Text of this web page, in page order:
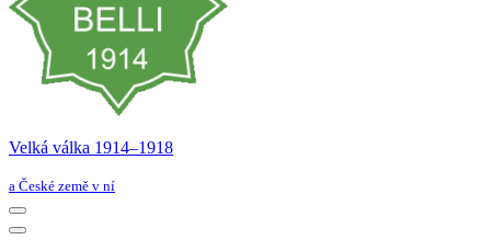
Velká válka 1914–⁠⁠⁠⁠⁠⁠1918
a České země v ní
Navigační
menu
Navigační